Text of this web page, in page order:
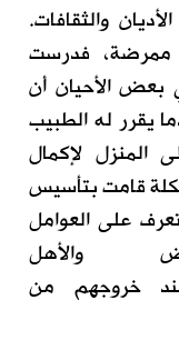
والثقافات.
، فدرست
بعض الأحيان أن
يقرر لهالطبيب
المنزل لإكمال
قامتبتأسيس
على العوامل
والأهل
خروجهم من